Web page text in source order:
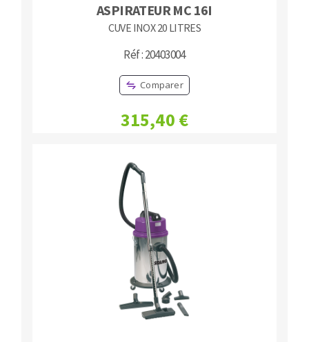
ASPIRATEUR MC 16I
CUVE INOX 20 LITRES
Réf : 20403004
Comparer
315,40 €